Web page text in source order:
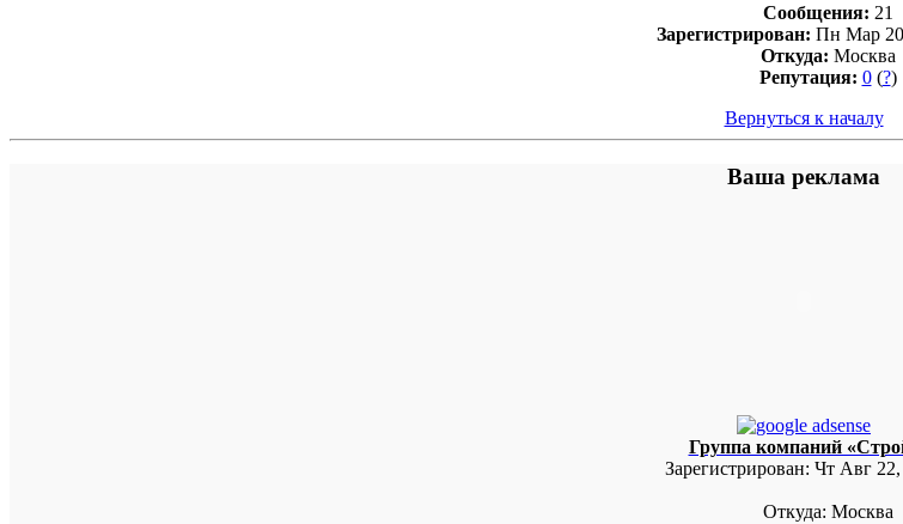
Сообщения: 21
Зарегистрирован: Пн Мар
Откуда: Москва
Репутация: 0(?)
Вернуться к началу
Ваша реклама
Группа компаний
Зарегистрирован: Чт Авг 22,
Откуда: Москва